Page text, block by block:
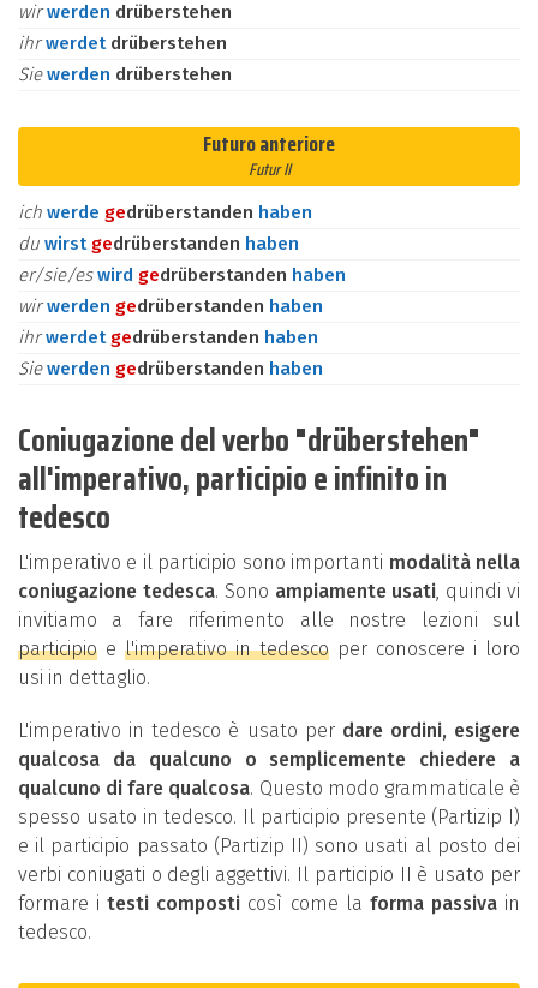
wirwerden drüberstehen
ihrwerdet drüberstehen
Siewerden drüberstehen
Futuro anteriore
Futur II
ich werde gedrüberstanden haben
du wirst gedrüberstanden haben
er/sie/eswird gedrüberstanden haben
wirwerden gedrüberstanden haben
ihrwerdet gedrüberstanden haben
Siewerden gedrüberstanden haben
Coniugazione del verbo "drüberstehen"
all'imperativo, participio e infinito in
tedesco
L'imperativo e il participio sono importanti modalità nella
coniugazione tedesca. Sono ampiamente usati, quindi vi
invitiamo a fare riferimento alle nostre lezioni sul
participio e l'imperativo in tedesco per conoscere i loro
usi in dettaglio.
L'imperativo in tedesco è usato per dare ordini, esigere
qualcosa da qualcuno o semplicemente chiedere a
qualcuno di fare qualcosa. Questo modo grammaticale è
spesso usato in tedesco. Il participio presente (Partizip I)
e il participio passato (Partizip II) sono usati al posto dei
verbi coniugati o degli aggettivi. Il participio II è usato per
formare itesti composti così come la forma passivain
tedesco.